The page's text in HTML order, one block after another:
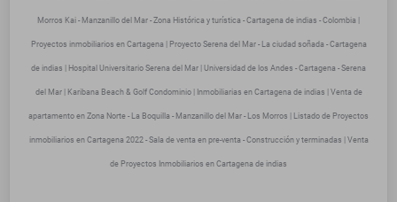
Morros Kai - Manzanillo del Mar - Zona Histórica y turística - Cartagena de indias - Colombia |
Proyectos inmobiliarios en Cartagena | Proyecto Serena del Mar - La ciudad soñada - Cartagena
de indias | Hospital Universitario Serena del Mar | Universidad de los Andes - Cartagena - Serena
del Mar | Karibana Beach & Golf Condominio | Inmobiliarias en Cartagena de indias | Venta de
apartamento en Zona Norte - La Boquilla - Manzanillo del Mar - Los Morros | Listado de Proyectos
inmobiliarios en Cartagena 2022 - Sala de venta en pre-venta - Construcción y terminadas | Venta
de Proyectos Inmobiliarios en Cartagena de indias